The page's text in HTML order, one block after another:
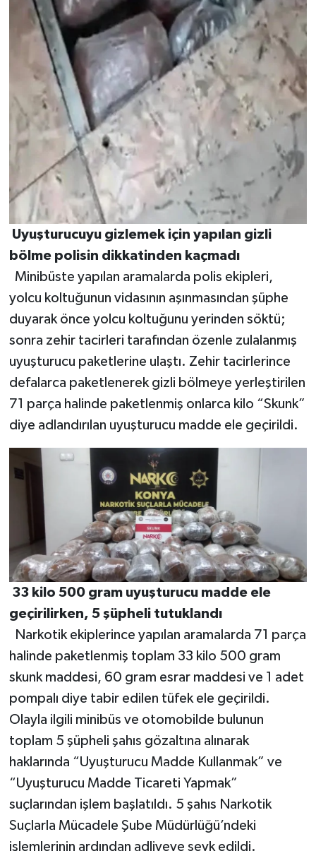
Uyuşturucuyu gizlemek için yapılan gizli
bölme polisin dikkatinden kaçmadı
Minibüste yapılan aramalarda polis ekipleri,
yolcu koltuğunun vidasının aşınmasından şüphe
duyarak önce yolcu koltuğunu yerinden söktü;
sonra zehir tacirleri tarafından özenle zulalanmış
uyuşturucu paketlerine ulaştı. Zehir tacirlerince
defalarca paketlenerek gizli bölmeye yerleştirilen
71 parça halinde paketlenmiş onlarca kilo “Skunk”
diye adlandırılan uyuşturucu madde ele geçirildi.
33 kilo 500 gram uyuşturucu madde ele
geçirilirken, 5 şüpheli tutuklandı
Narkotik ekiplerince yapılan aramalarda 71 parça
halinde paketlenmiş toplam 33 kilo 500 gram
skunk maddesi, 60 gram esrar maddesi ve 1 adet
pompalı diye tabir edilen tüfek ele geçirildi.
Olayla ilgili minibüs ve otomobilde bulunun
toplam 5 şüpheli şahıs gözaltına alınarak
haklarında “Uyuşturucu Madde Kullanmak” ve
“Uyuşturucu Madde Ticareti Yapmak”
suçlarından işlem başlatıldı. 5 şahıs Narkotik
Suçlarla Mücadele Şube Müdürlüğü’ndeki
işlemlerinin ardından adliyeye sevk edildi.